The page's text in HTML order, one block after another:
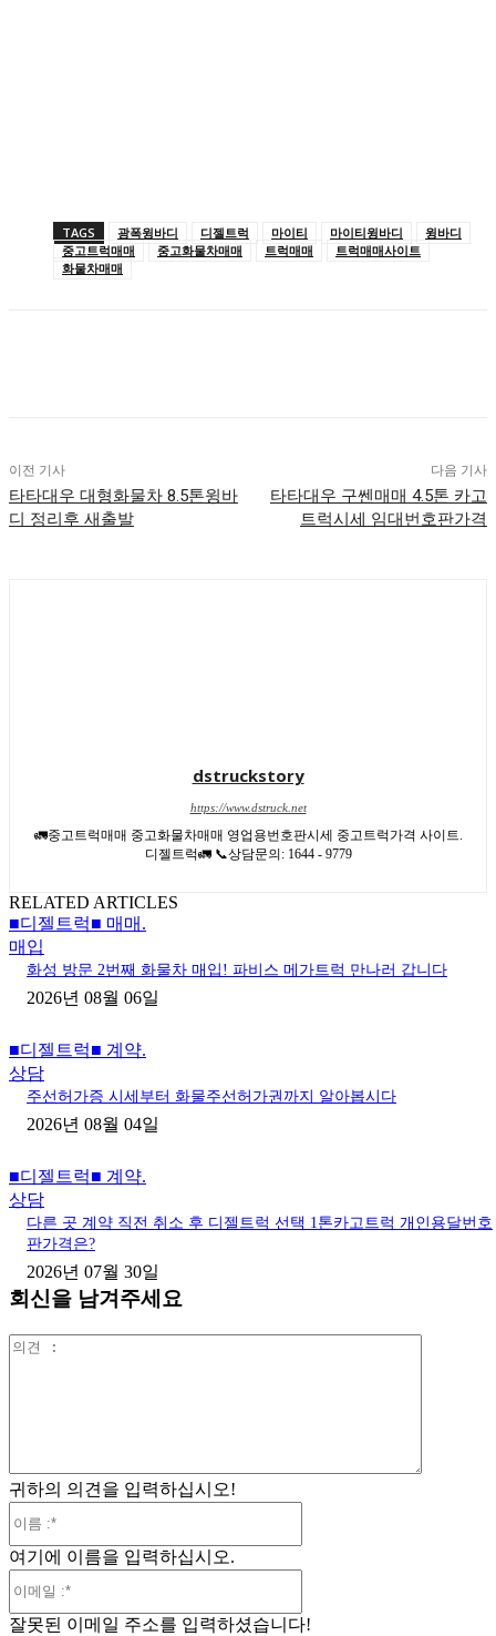
TAGS 광폭윙바디 디젤트럭 마이티 마이티윙바디
윙바디
중고트럭매매
중고화물차매매 트럭매매
트럭매매사이트
화물차매매
이전 기사
타타대우 대형화물차 8.5톤윙바
디 정리후 새출발
다음 기사
타타대우 구쎈매매 4.5톤 카고
트럭시세 임대번호판가격
dstruckstory
https://www.dstruck.net
🚛중고트럭매매 중고화물차매매 영업용번호판시세 중고트럭가격 사이트.
디젤트럭🚛 📞상담문의: 1644 - 9779
RELATED ARTICLES
■디젤트럭■ 매매.
매입
화성 방문 2번째 화물차 매입! 파비스 메가트럭 만나러 갑니다
2026년 08월 06일
■디젤트럭■ 계약.
상담
주선허가증 시세부터 화물주선허가권까지 알아봅시다
2026년 08월 04일
■디젤트럭■ 계약.
상담
다른 곳 계약 직전 취소 후 디젤트럭 선택 1톤카고트럭 개인용달번호
판가격은?
2026년 07월 30일
회신을 남겨주세요
귀하의 의견을 입력하십시오!
여기에 이름을 입력하십시오.
일
잘못된 이메일 주소를 입력하셨습니다!